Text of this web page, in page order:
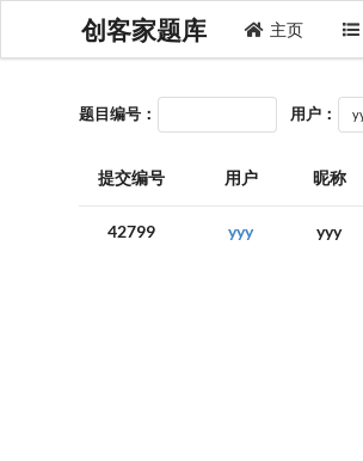
创客家题库 主页
题目编号： 用户：
提交编号 用户 昵称
42799 yyy yyy